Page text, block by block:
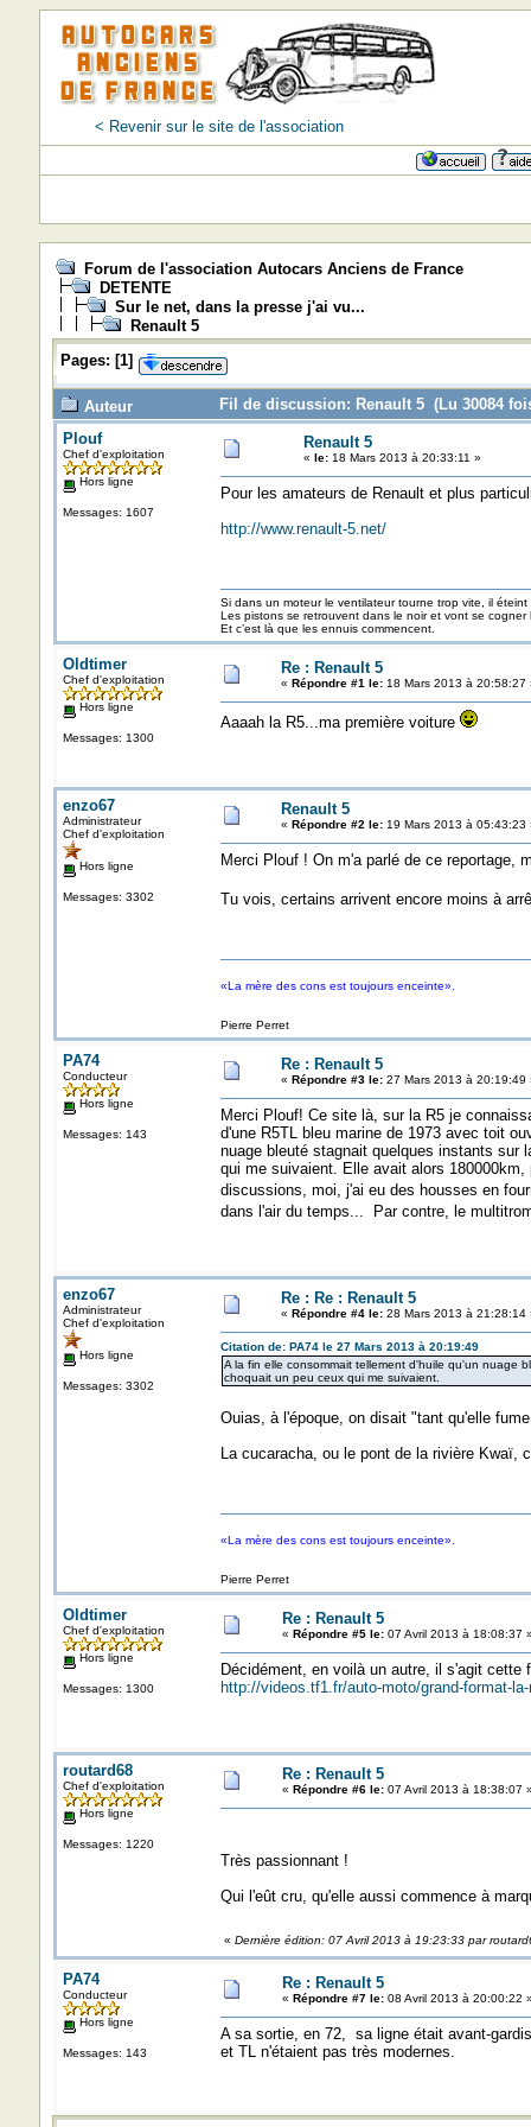
< Revenir sur le site de l'association
Forum de l'association Autocars Anciens de France
DETENTE
Sur le net, dans la presse j'ai vu...
Renault 5
Pages: [1]
Auteur
Fil de discussion: Renault 5 (Lu 30084
Plouf
Chef d'exploitation
Hors ligne
Messages: 1607
Renault 5
« le:18 Mars 2013 à 20:33:11 »
Pour les amateurs de Renault et plus
http://www.renault-5.net/
Si dans un moteur le ventilateur tourne trop vite, il éteint
Les pistons se retrouvent dans le noir et vont se
Et c’est là que les ennuis commencent.
Oldtimer
Chef d'exploitation
Hors ligne
Messages: 1300
Re : Renault 5
« Répondre #1 le:18 Mars 2013 à 20:58:27
Aaaah la R5...ma première voiture
enzo67
Administrateur
Chef d'exploitation
Hors ligne
Messages: 3302
Renault 5
« Répondre #2 le:19 Mars 2013 à 05:43:23
Merci Plouf ! On m'a parlé de ce reportage,
Tu vois, certains arrivent encore moins à
«La mère des cons est toujours enceinte».
Pierre Perret
PA74
Conducteur
Hors ligne
Messages: 143
Re : Renault 5
« Répondre #3 le:27 Mars 2013 à 20:19:49
Merci Plouf! Ce site là, sur la R5 je
d'une R5TL bleu marine de 1973 avec toit
nuage bleuté stagnait quelques instants sur
qui me suivaient. Elle avait alors
discussions, moi, j'ai eu des housses en
dans l'air du temps... Par contre, le
enzo67
Administrateur
Chef d'exploitation
Hors ligne
Messages: 3302
Re : Re : Renault 5
« Répondre #4 le:28 Mars 2013 à 21:28:14
Citation de: PA74 le 27 Mars 2013 à 20:19:49
A la fin elle consommait tellement d'huile qu'un nuage
choquait un peu ceux qui me suivaient.
Ouias, à l'époque, on disait "tant qu'elle
La cucaracha, ou le pont de la rivière Kwaï,
«La mère des cons est toujours enceinte».
Pierre Perret
Oldtimer
Chef d'exploitation
Hors ligne
Messages: 1300
Re : Renault 5
« Répondre #5 le:07 Avril 2013 à 18:08:37
Décidément, en voilà un autre, il s'agit cette
http://videos.tf1.fr/auto-moto/grand-format-
routard68
Chef d'exploitation
Hors ligne
Messages: 1220
Re : Renault 5
« Répondre #6 le:07 Avril 2013 à 18:38:07
Très passionnant !
Qui l'eût cru, qu'elle aussi commence à
« Dernière édition: 07 Avril 2013 à 19:23:33 par
PA74
Conducteur
Hors ligne
Messages: 143
Re : Renault 5
« Répondre #7 le:08 Avril 2013 à 20:00:22
A sa sortie, en 72, sa ligne était avant-
et TL n'étaient pas très modernes.